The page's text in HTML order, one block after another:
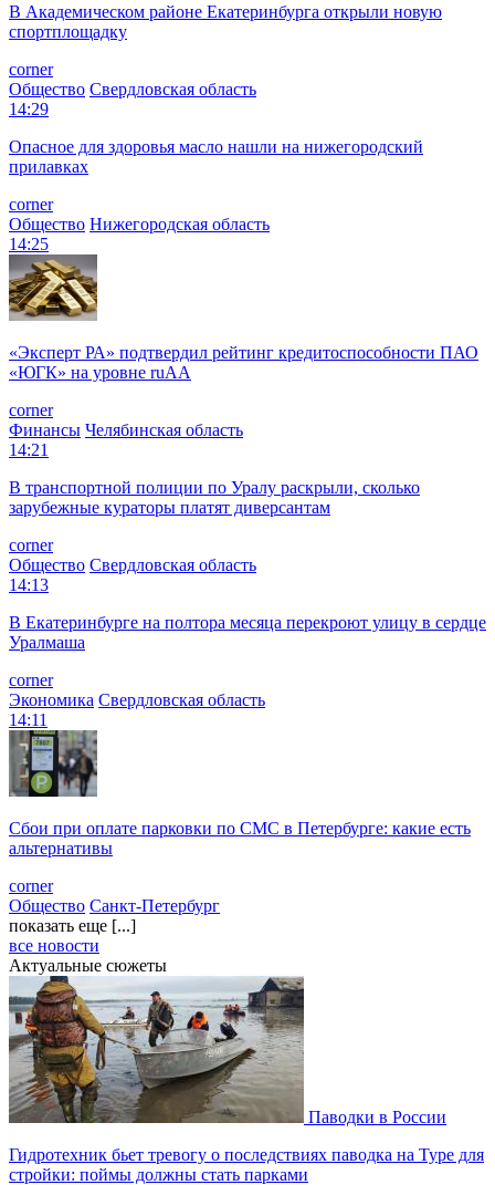
В Академическом районе Екатеринбурга открыли новую
спортплощадку
corner
Общество Свердловская область
14:29
Опасное для здоровья масло нашли на нижегородский
прилавках
corner
Общество Нижегородская область
14:25
«Эксперт РА» подтвердил рейтинг кредитоспособности ПАО
«ЮГК» на уровне ruAА
corner
Финансы Челябинская область
14:21
В транспортной полиции по Уралу раскрыли, сколько
зарубежные кураторы платят диверсантам
corner
Общество Свердловская область
14:13
В Екатеринбурге на полтора месяца перекроют улицу в сердце
Уралмаша
corner
Экономика Свердловская область
14:11
Сбои при оплате парковки по СМС в Петербурге: какие есть
альтернативы
corner
Общество Санкт-Петербург
показать еще [...]
все новости
Актуальные сюжеты
Паводки в России
Гидротехник бьет тревогу о последствиях паводка на Туре для
стройки: поймы должны стать парками